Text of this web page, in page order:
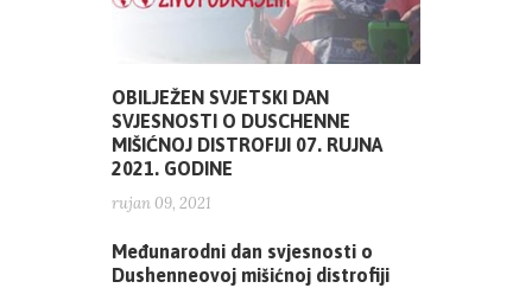
OBILJEŽEN SVJETSKI DAN
SVJESNOSTI O DUSCHENNE
MIŠIĆNOJ DISTROFIJI 07. RUJNA
2021. GODINE
rujan 09, 2021
Međunarodni dan svjesnosti o
Dushenneovoj mišićnoj distrofiji